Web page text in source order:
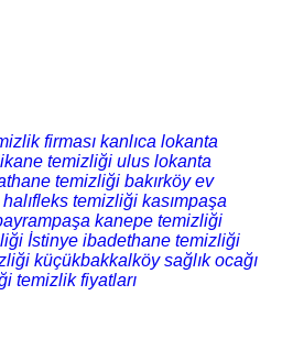
firması kanlıca lokanta
temizliği ulus lokanta
temizliği bakırköy ev
temizliği kasımpaşa
kanepe temizliği
İstinye ibadethane temizliği
küçükbakkalköy sağlık ocağı
temizlik fiyatları